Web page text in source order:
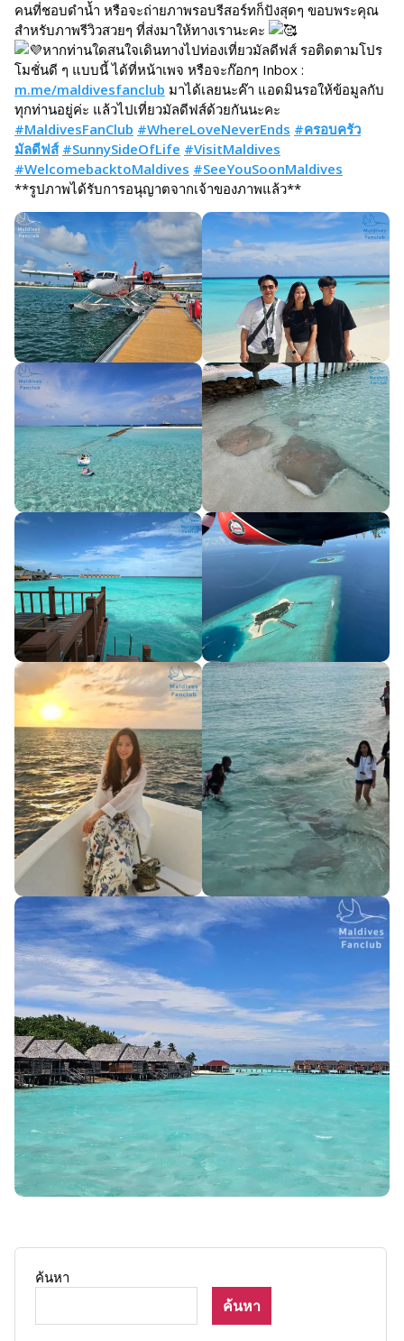
คนที่ชอบดำน้ำ หรือจะถ่ายภาพรอบรีสอร์ทก็ปังสุดๆ ขอบพระคุณ
สำหรับภาพรีวิวสวยๆ ที่ส่งมาให้ทางเรานะคะ
หากท่านใดสนใจเดินทางไปท่องเที่ยวมัลดีฟส์ รอติดตามโปร
โมชั่นดี ๆ แบบนี้ ได้ที่หน้าเพจ หรือจะก๊อกๆ Inbox :
m.me/maldivesfanclub มาได้เลยนะค๊า แอดมินรอให้ข้อมูลกับ
ทุกท่านอยู่ค่ะ แล้วไปเที่ยวมัลดีฟส์ด้วยกันนะคะ
#MaldivesFanClub #WhereLoveNeverEnds #ครอบครัว
มัลดีฟส์ #SunnySideOfLife #VisitMaldives
#WelcomebacktoMaldives #SeeYouSoonMaldives
**รูปภาพได้รับการอนุญาตจากเจ้าของภาพแล้ว**
ค้นหา
ค้นหา